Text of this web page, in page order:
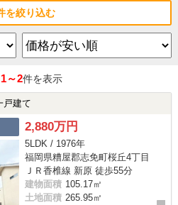
を絞り込む
1～2件を表示
戸建て
2,880万円
5LDK / 1976年
福岡県糟屋郡志免町桜丘4丁目
ＪＲ香椎線 新原 徒歩55分
建物面積 105.17㎡
土地面積 265.95㎡